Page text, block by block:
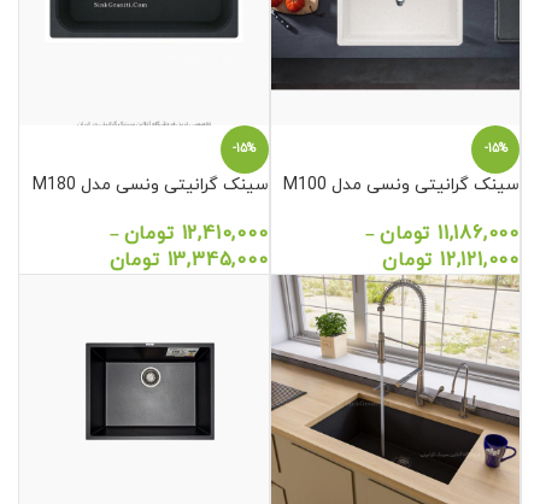
-15%
سینک گرانیتی ونسی مدل M100
11,186,000 تومان –
12,121,000 تومان
-15%
سینک گرانیتی ونسی مدل M180
12,410,000 تومان –
13,345,000 تومان